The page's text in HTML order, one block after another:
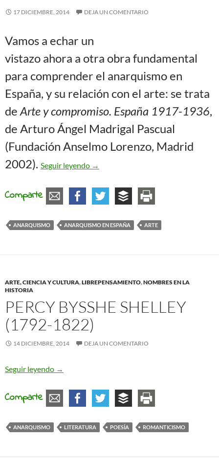
17 DICIEMBRE, 2014 DEJA UN COMENTARIO
Vamos a echar un
vistazo ahora a otra obra fundamental
para comprender el anarquismo en
España, y su relación con el arte: se trata
de Arte y compromiso. España 1917-1936,
de Arturo Ángel Madrigal Pascual
(Fundación Anselmo Lorenzo, Madrid
2002). Seguir leyendo →
Comparte
ANARQUISMO ANARQUISMO EN ESPAÑA ARTE
ARTE, CIENCIA Y CULTURA,LIBREPENSAMIENTO,NOMBRES EN LA
HISTORIA
PERCY BYSSHE SHELLEY
(1792-1822)
14 DICIEMBRE, 2014 DEJA UN COMENTARIO
Seguir leyendo Percy Bysshe Shelley (1792-1822)
→
Comparte
ANARQUISMO LITERATURA POESÍA ROMANTICISMO